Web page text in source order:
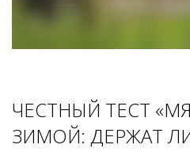
ЧЕСТНЫЙ ТЕСТ
ЗИМОЙ: ДЕРЖАТ